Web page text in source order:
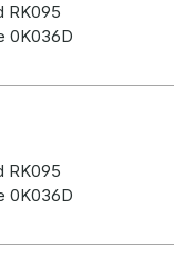
RK095
0K036D
RK095
0K036D